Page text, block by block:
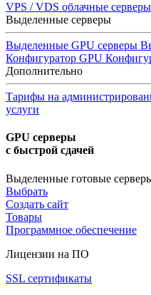
VPS / VDS облачные серверы
Выделенные серверы
Выделенные GPU серверы
Конфигуратор GPU
Дополнительно
Тарифы на
услуги
GPU серверы
с быстрой сдачей
Выделенные готовые
Выбрать
Создать сайт
Товары
Программное обеспечение
Лицензии на ПО
SSL сертификаты